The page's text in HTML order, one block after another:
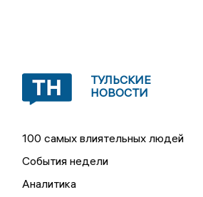
ТУЛЬСКИЕ
НОВОСТИ
100 самых влиятельных людей
События недели
Аналитика